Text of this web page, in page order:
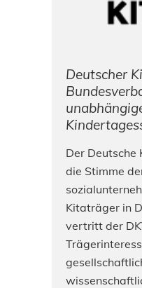
Deutscher
Der Deutsche
die Stimme
Kitaträger in
vertritt der